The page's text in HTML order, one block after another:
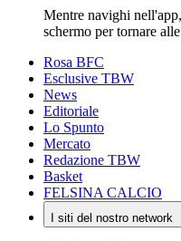
Mentre navighi
schermo per tornare
Rosa BFC
Esclusive TBW
News
Editoriale
Lo Spunto
Mercato
Redazione TBW
Basket
FELSINA CALCIO
I siti del nostro network